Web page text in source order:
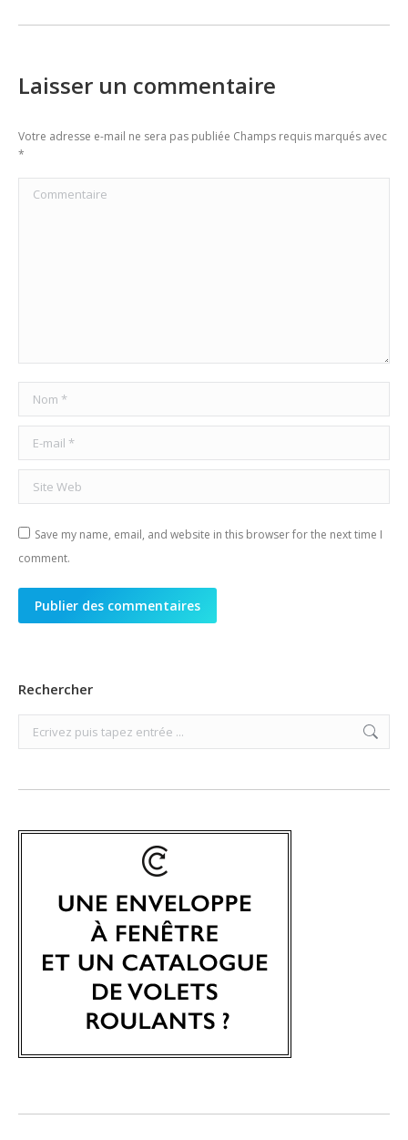
Laisser un commentaire
Votre adresse e-mail ne sera pas publiée Champs requis marqués avec
*
Commentaire
Nom *
E-mail *
Site Web
Save my name, email, and website in this browser for the next time I
comment.
Publier des commentaires
Rechercher
Search: